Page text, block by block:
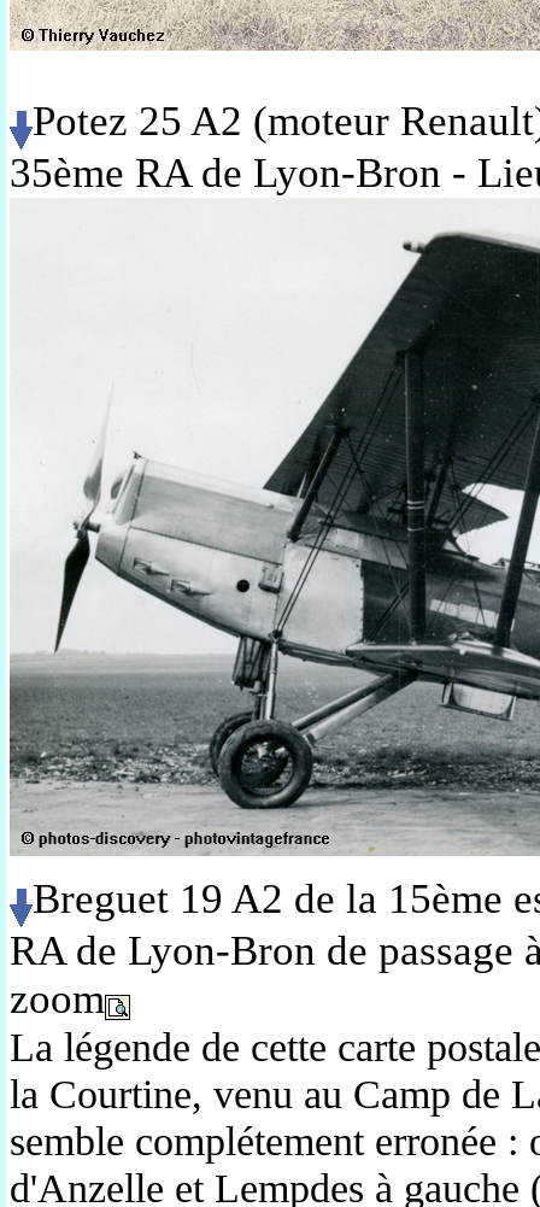
Potez 25 A2 (moteur
35ème RA de Lyon-Bron -
Breguet 19 A2 de la 15ème
RA de Lyon-Bron de passage
zoom
La légende de cette carte
la Courtine, venu au Camp de
semble complétement erronée
d'Anzelle et Lempdes à